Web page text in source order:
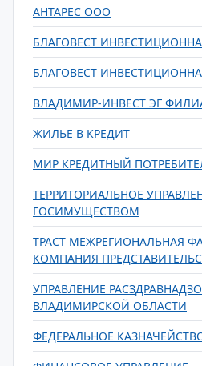
АНТАРЕС ООО
БЛАГОВЕСТ
БЛАГОВЕСТ
ВЛАДИМИР-ИНВЕСТ ЭГ
ЖИЛЬЕ В КРЕДИТ
МИР КРЕДИТНЫЙ
ТЕРРИТОРИАЛЬНОЕ
ГОСИМУЩЕСТВОМ
ТРАСТ МЕЖРЕГИОНАЛЬНАЯ
КОМПАНИЯ
УПРАВЛЕНИЕ
ВЛАДИМИРСКОЙ ОБЛАСТИ
ФЕДЕРАЛЬНОЕ